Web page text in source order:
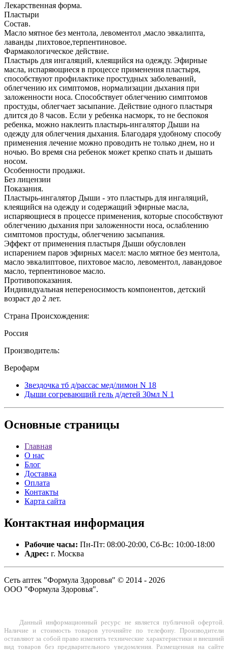
Лекарственная форма.
Пластыри
Состав.
Масло мятное без ментола, левоментол ,масло эвкалипта,
лаванды ,пихтовое,терпентиновое.
Фармакологическое действие.
Пластырь для ингаляций, клеящийся на одежду. Эфирные
масла, испаряющиеся в процессе применения пластыря,
способствуют профилактике простудных заболеваний,
облегчению их симптомов, нормализации дыхания при
заложенности носа. Способствует облегчению симптомов
простуды, облегчает засыпание. Действие одного пластыря
длится до 8 часов. Если у ребенка насморк, то не беспокоя
ребенка, можно наклеить пластырь-ингалятор Дыши на
одежду для облегчения дыхания. Благодаря удобному способу
применения лечение можно проводить не только днем, но и
ночью. Во время сна ребенок может крепко спать и дышать
носом.
Особенности продажи.
Без лицензии
Показания.
Пластырь-ингалятор Дыши - это пластырь для ингаляций,
клеящийся на одежду и содержащий эфирные масла,
испаряющиеся в процессе применения, которые способствуют
облегчению дыхания при заложенности носа, ослаблению
симптомов простуды, облегчению засыпания.
Эффект от применения пластыря Дыши обусловлен
испарением паров эфирных масел: масло мятное без ментола,
масло эвкалиптовое, пихтовое масло, левоментол, лавандовое
масло, терпентиновое масло.
Противопоказания.
Индивидуальная непереносимость компонентов, детский
возраст до 2 лет.
Страна Происхождения:
Россия
Производитель:
Верофарм
Звездочка тб д/рассас мед/лимон N 18
Дыши согревающий гель д/детей 30мл N 1
Основные страницы
Главная
О нас
Блог
Доставка
Оплата
Контакты
Карта сайта
Контактная информация
Рабочие часы: Пн-Пт: 08:00-20:00, Сб-Вс: 10:00-18:00
Адрес: г. Москва
Сеть аптек "Формула Здоровья" © 2014 - 2026
ООО "Формула Здоровья".
Данный информационный ресурс не является публичной офертой.
Наличие и стоимость товаров уточняйте по телефону. Производители
оставляют за собой право изменять технические характеристики и внешний
вид товаров без предварительного уведомления. Размещенная на сайте